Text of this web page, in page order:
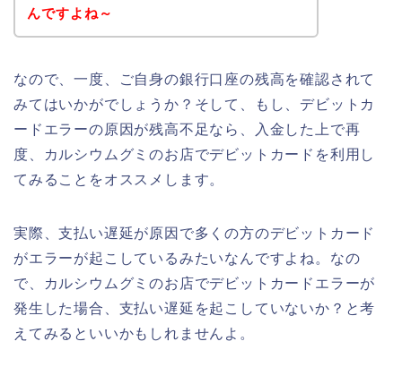
んですよね～
なので、一度、ご自身の銀行口座の残高を確認されて
みてはいかがでしょうか？そして、もし、デビットカ
ードエラーの原因が残高不足なら、入金した上で再
度、カルシウムグミのお店でデビットカードを利用し
てみることをオススメします。
実際、支払い遅延が原因で多くの方のデビットカード
がエラーが起こしているみたいなんですよね。なの
で、カルシウムグミのお店でデビットカードエラーが
発生した場合、支払い遅延を起こしていないか？と考
えてみるといいかもしれませんよ。